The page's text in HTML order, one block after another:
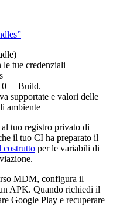
tue credenziali
Build.
supportate e valori delle
ambiente
tuo registro privato di
il tuo CI ha preparato il
costrutto per le variabili di
MDM, configura il
APK. Quando richiedi il
Google Play e recuperare